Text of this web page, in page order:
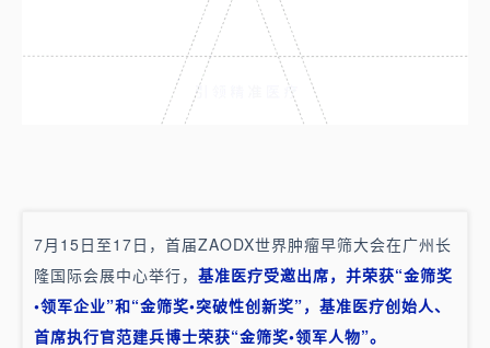
7月15日至17日，首届ZAODX世界肿瘤早筛大会在广州长
隆国际会展中心举行， 基准医疗受邀出席，并荣获“金筛奖
•领军企业”和“金筛奖•突破性创新奖”，基准医疗创始人、
首席执行官范建兵博士荣获“金筛奖•领军人物”。